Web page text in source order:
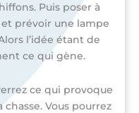
Puis poser à
prévoir une lampe
l’idée étant de
ce qui gène.
ce qui provoque
Vous pourrez